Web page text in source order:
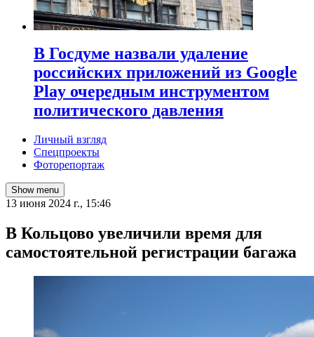
В Госдуме назвали удаление
российских приложений из Google
Play очередным инструментом
политического давления
Личный взгляд
Спецпроекты
Фоторепортаж
Show menu
13 июня 2024 г., 15:46
В Кольцово увеличили время для
самостоятельной регистрации багажа